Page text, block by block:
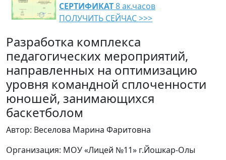
СЕРТИФИКАТ8 ак.часов
ПОЛУЧИТЬ СЕЙЧАС >>>
Разработка комплекса
педагогических мероприятий,
направленных на оптимизацию
уровня командной сплоченности
юношей, занимающихся
баскетболом
Автор: Веселова Марина Фаритовна
Организация: МОУ «Лицей №11» г.Йошкар-Олы